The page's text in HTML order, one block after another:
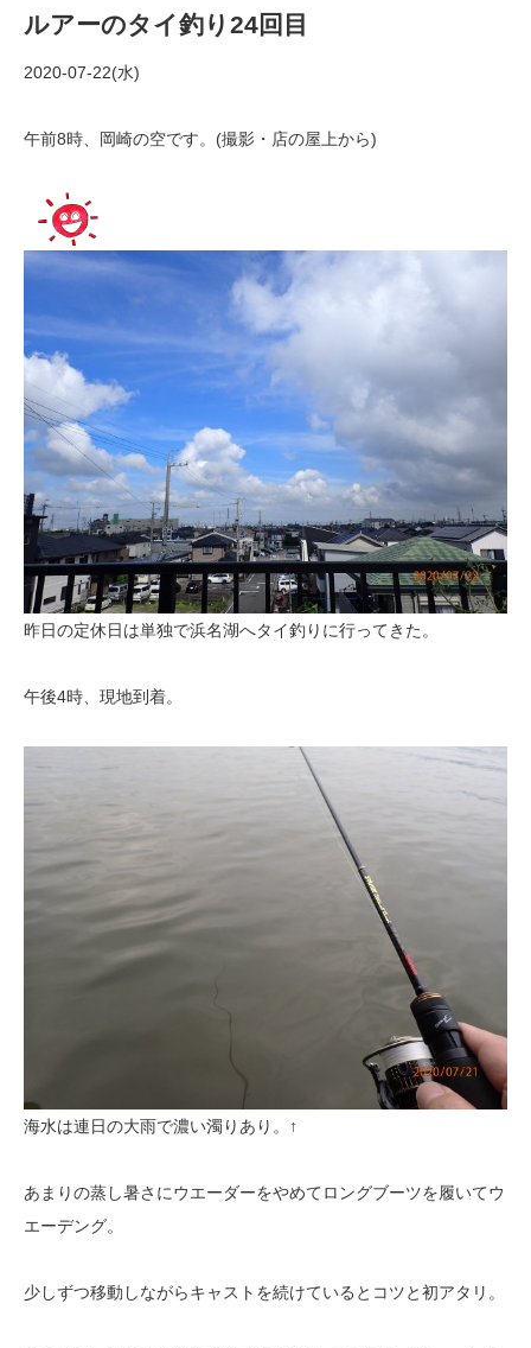
ルアーのタイ釣り24回目
2020-07-22(水)
午前8時、岡崎の空です。(撮影・店の屋上から)
昨日の定休日は単独で浜名湖へタイ釣りに行ってきた。
午後4時、現地到着。
海水は連日の大雨で濃い濁りあり。↑
あまりの蒸し暑さにウエーダーをやめてロングブーツを履いてウ
エーデング。
少しずつ移動しながらキャストを続けているとコツと初アタリ。